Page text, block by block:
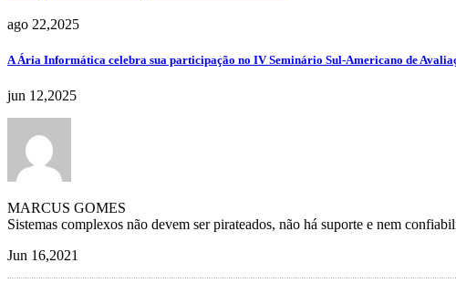
ago 22,2025
A Ária Informática celebra sua participação no IV Seminário Sul-Americano de
jun 12,2025
MARCUS GOMES
Sistemas complexos não devem ser pirateados, não há suporte e nem
Jun 16,2021